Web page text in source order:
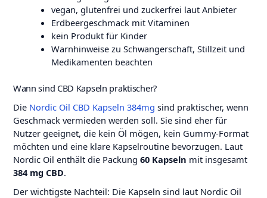
vegan, glutenfrei und zuckerfrei laut Anbieter
Erdbeergeschmack mit Vitaminen
kein Produkt für Kinder
Warnhinweise zu Schwangerschaft, Stillzeit und
Medikamenten beachten
Wann sind CBD Kapseln praktischer?
Die Nordic Oil CBD Kapseln 384mg sind praktischer, wenn
Geschmack vermieden werden soll. Sie sind eher für
Nutzer geeignet, die kein Öl mögen, kein Gummy-Format
möchten und eine klare Kapselroutine bevorzugen. Laut
Nordic Oil enthält die Packung 60 Kapseln mit insgesamt
384 mg CBD.
Der wichtigste Nachteil: Die Kapseln sind laut Nordic Oil